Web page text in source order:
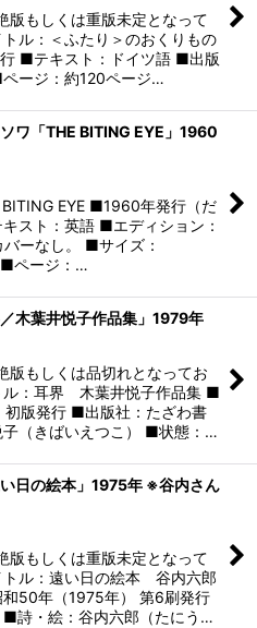
版もしくは重版未定となって
ル：＜ふたり＞のおくりもの
■テキスト：ドイツ語 ■出版
ージ：約120ページ…
ワ「THE BITING EYE」1960
EYE ■1960年発行（だ
スト：英語 ■エディション：
ーなし。 ■サイズ：
ページ：…
木葉井悦子作品集」1979年
版もしくは品切れとなってお
ル：耳界 木葉井悦子作品集 ■
版発行 ■出版社：たざわ書
（きばいえつこ） ■状態：…
日の絵本」1975年 ※谷内さん
版もしくは重版未定となって
ル：遠い日の絵本 谷内六郎
50年（1975年） 第6刷発行
詩・絵：谷内六郎（たにう…